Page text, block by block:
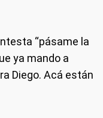
“pásame la
ya mando a
Diego. Acá están